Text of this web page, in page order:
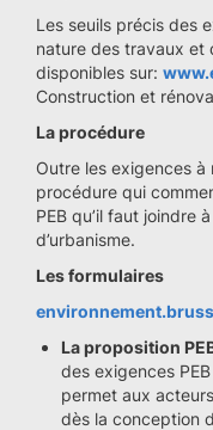
Les seuils précis des
nature des travaux et
disponibles sur:
Construction et
La procédure
Outre les exigences
procédure qui
PEB qu’il faut joindre
d’urbanisme.
Les formulaires
La proposition
des exigences
permet aux
dès la conception